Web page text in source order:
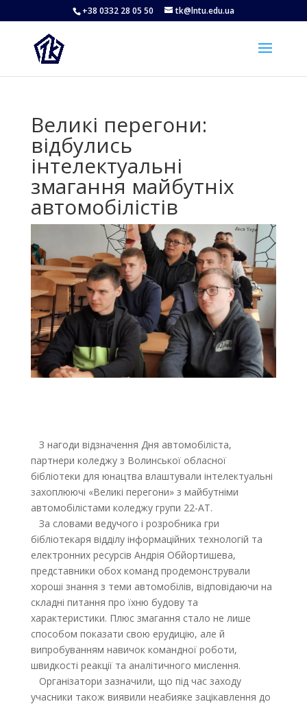
+38 0332 28 05 50 tk@lntu.edu.ua
Великі перегони:
відбулись
інтелектуальні
змагання майбутніх
автомобілістів
З нагоди відзначення Дня автомобіліста,
партнери коледжу з Волинської обласної
бібліотеки для юнацтва влаштували інтелектуальні
захоплюючі «Великі перегони» з майбутніми
автомобілістами коледжу групи 22-АТ.
За словами ведучого і розробника гри
бібліотекаря відділу інформаційних технологій та
електронних ресурсів Андрія Обйортишева,
представники обох команд продемонстрували
хороші знання з теми автомобілів, відповідаючи на
складні питання про їхню будову та
характеристики. Плюс змагання стало не лише
способом показати свою ерудицію, але й
випробуванням навичок командної роботи,
швидкості реакції та аналітичного мислення.
Організатори зазначили, що під час заходу
учасники також виявили неабияке зацікавлення до